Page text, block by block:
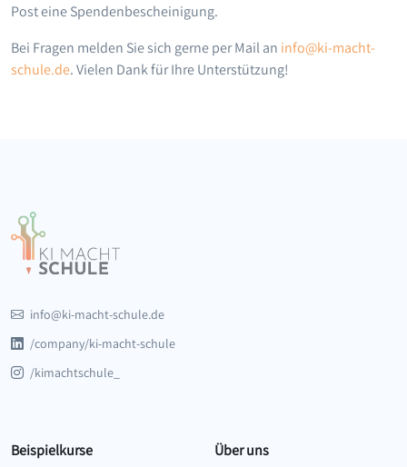
Post eine Spendenbescheinigung.
Bei Fragen melden Sie sich gerne per Mail an info@ki-macht-
schule.de. Vielen Dank für Ihre Unterstützung!
info@ki-macht-schule.de
/company/ki-macht-schule
/kimachtschule_
Beispielkurse Über uns